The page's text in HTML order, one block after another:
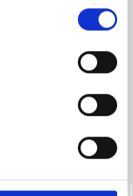
genommen. Ich stimme
meiner Anfrage
für die Zukunft per E-Mail